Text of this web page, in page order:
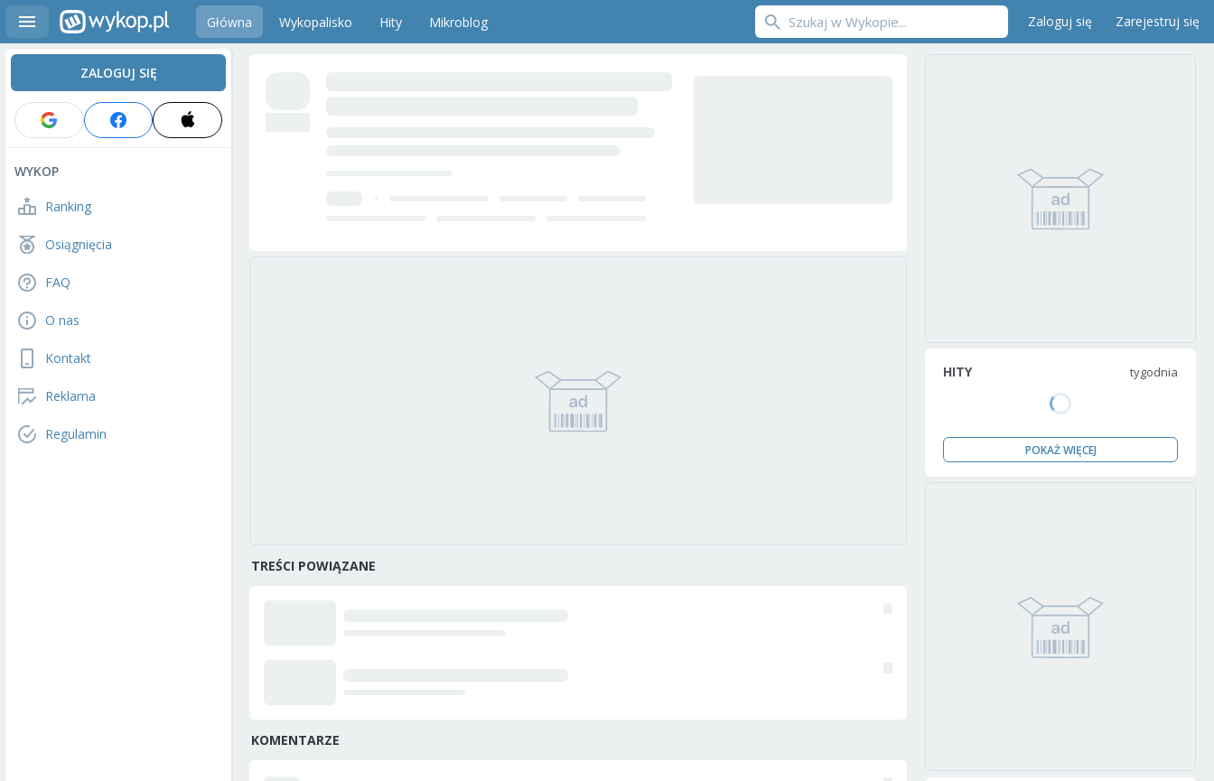
Główna Wykopalisko Hity Mikroblog Zaloguj się Zarejestruj się
ZALOGUJ SIĘ
WYKOP
Ranking
Osiągnięcia
FAQ
O nas
Kontakt
Reklama
Regulamin
TREŚCI POWIĄZANE
KOMENTARZE
HITY tygodnia
POKAŻ WIĘCEJ